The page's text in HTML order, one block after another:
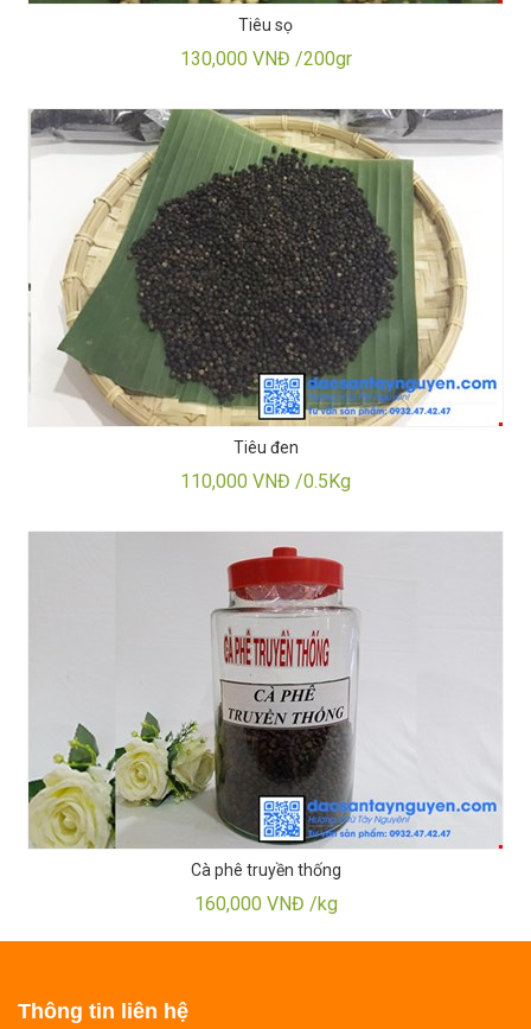
Tiêu sọ
130,000 VNĐ /200gr
Tiêu đen
110,000 VNĐ /0.5Kg
Cà phê truyền thống
160,000 VNĐ /kg
Thông tin liên hệ